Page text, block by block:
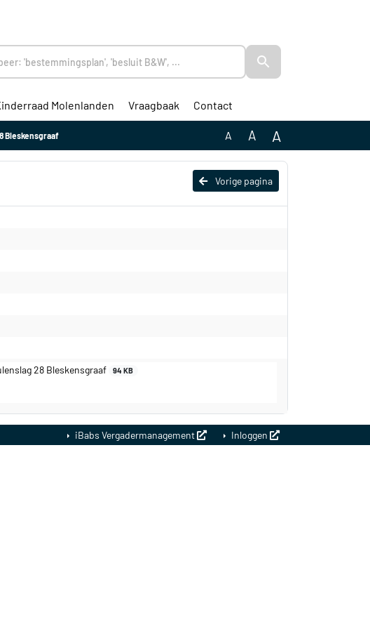
Molenlanden Vraagbaak Contact
Bleskensgraaf A A A
Vorige pagina
28 Bleskensgraaf 94 KB
iBabs Vergadermanagement Inloggen